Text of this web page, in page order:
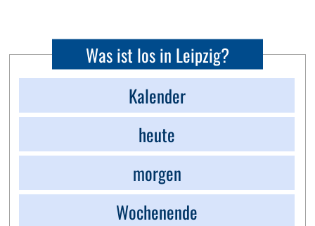
Was ist los in Leipzig?
Kalender
heute
morgen
Wochenende